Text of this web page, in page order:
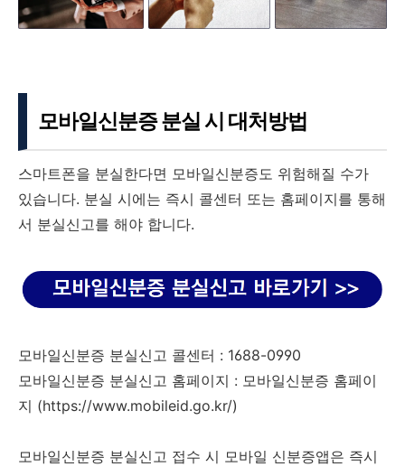
모바일신분증 분실 시 대처방법
스마트폰을 분실한다면 모바일신분증도 위험해질 수가
있습니다. 분실 시에는 즉시 콜센터 또는 홈페이지를 통해
서 분실신고를 해야 합니다.
모바일신분증 분실신고 콜센터 : 1688-0990
모바일신분증 분실신고 홈페이지 : 모바일신분증 홈페이
지 (https://www.mobileid.go.kr/)
모바일신분증 분실신고 접수 시 모바일 신분증앱은 즉시